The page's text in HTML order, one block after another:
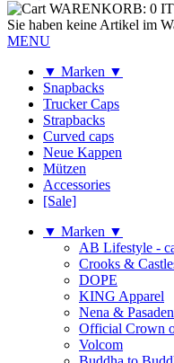
WARENKORB: 0
Sie haben keine Artikel im
MENU
▼ Marken ▼
Snapbacks
Trucker Caps
Strapbacks
Curved caps
Neue Kappen
Mützen
Accessories
[Sale]
▼ Marken ▼
AB Lifestyle -
Crooks &
DOPE
KING Apparel
Nena &
Official Crown
Volcom